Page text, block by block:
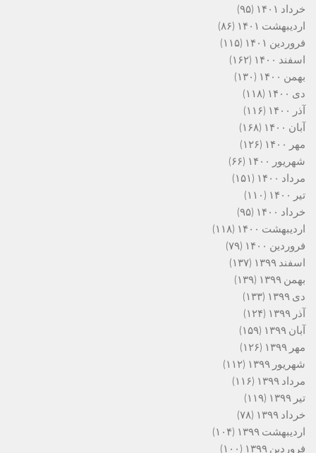
خرداد ۱۴۰۱
(۹۵)
اردیبهشت ۱۴۰۱
(۸۶)
فروردین ۱۴۰۱
(۱۱۵)
اسفند ۱۴۰۰
(۱۶۲)
بهمن ۱۴۰۰
(۱۳۰)
دی ۱۴۰۰
(۱۱۸)
آذر ۱۴۰۰
(۱۱۶)
آبان ۱۴۰۰
(۱۶۸)
مهر ۱۴۰۰
(۱۲۶)
شهریور ۱۴۰۰
(۶۶)
مرداد ۱۴۰۰
(۱۵۱)
تیر ۱۴۰۰
(۱۱۰)
خرداد ۱۴۰۰
(۹۵)
اردیبهشت ۱۴۰۰
(۱۱۸)
فروردین ۱۴۰۰
(۷۹)
اسفند ۱۳۹۹
(۱۳۷)
بهمن ۱۳۹۹
(۱۳۹)
دی ۱۳۹۹
(۱۳۳)
آذر ۱۳۹۹
(۱۲۴)
آبان ۱۳۹۹
(۱۵۹)
مهر ۱۳۹۹
(۱۲۶)
شهریور ۱۳۹۹
(۱۱۲)
مرداد ۱۳۹۹
(۱۱۶)
تیر ۱۳۹۹
(۱۱۹)
خرداد ۱۳۹۹
(۷۸)
اردیبهشت ۱۳۹۹
(۱۰۴)
فروردین ۱۳۹۹
(۱۰۰)